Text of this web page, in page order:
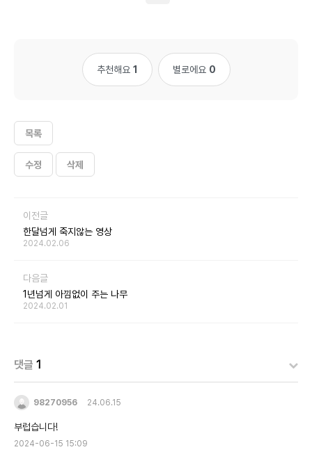
추천해요 1 별로에요 0
목록
수정 삭제
이전글
한달넘게 죽지않는 영상
2024.02.06
다음글
1년넘게 아낌없이 주는 나무
2024.02.01
댓글 1
98270956 24.06.15
부럽습니다!
2024-06-15 15:09